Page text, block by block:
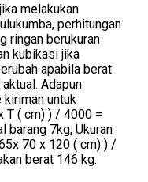
melakukan
perhitungan
ringan berukuran
kubikasi jika
apabila berat
Adapun
untuk
T ( cm) ) / 4000 =
barang 7kg, Ukuran
70 x 120 ( cm) ) /
berat 146 kg.